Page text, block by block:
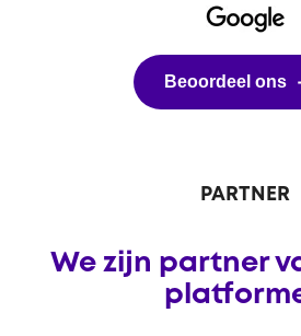
Beoordeel ons
PARTNER
We zijn partner